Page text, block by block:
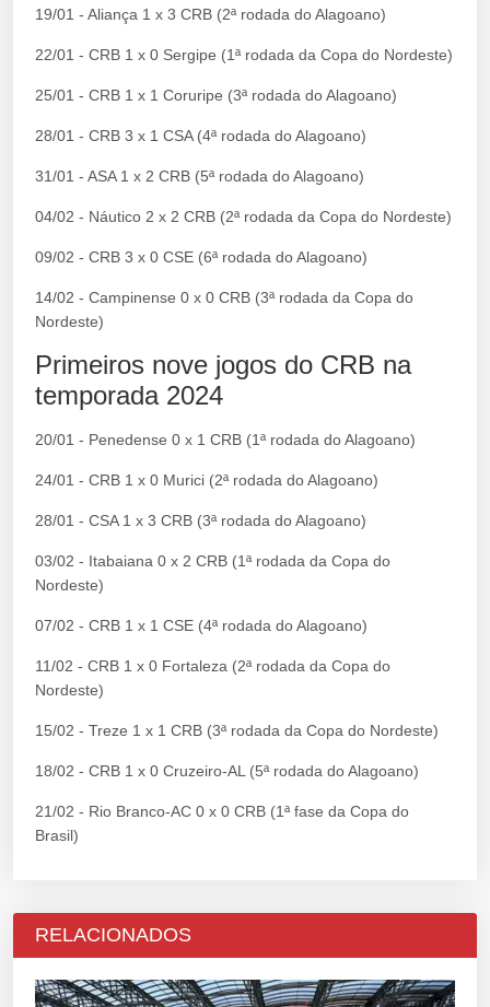
19/01 - Aliança 1 x 3 CRB (2ª rodada do Alagoano)
22/01 - CRB 1 x 0 Sergipe (1ª rodada da Copa do Nordeste)
25/01 - CRB 1 x 1 Coruripe (3ª rodada do Alagoano)
28/01 - CRB 3 x 1 CSA (4ª rodada do Alagoano)
31/01 - ASA 1 x 2 CRB (5ª rodada do Alagoano)
04/02 - Náutico 2 x 2 CRB (2ª rodada da Copa do Nordeste)
09/02 - CRB 3 x 0 CSE (6ª rodada do Alagoano)
14/02 - Campinense 0 x 0 CRB (3ª rodada da Copa do
Nordeste)
Primeiros nove jogos do CRB na
temporada 2024
20/01 - Penedense 0 x 1 CRB (1ª rodada do Alagoano)
24/01 - CRB 1 x 0 Murici (2ª rodada do Alagoano)
28/01 - CSA 1 x 3 CRB (3ª rodada do Alagoano)
03/02 - Itabaiana 0 x 2 CRB (1ª rodada da Copa do
Nordeste)
07/02 - CRB 1 x 1 CSE (4ª rodada do Alagoano)
11/02 - CRB 1 x 0 Fortaleza (2ª rodada da Copa do
Nordeste)
15/02 - Treze 1 x 1 CRB (3ª rodada da Copa do Nordeste)
18/02 - CRB 1 x 0 Cruzeiro-AL (5ª rodada do Alagoano)
21/02 - Rio Branco-AC 0 x 0 CRB (1ª fase da Copa do
Brasil)
RELACIONADOS